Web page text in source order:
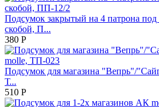
Подсумок закрытый на 4 патрона
скобой, П...
380 Р
Подсумок для магазина "Вепрь"/
Т...
510 Р